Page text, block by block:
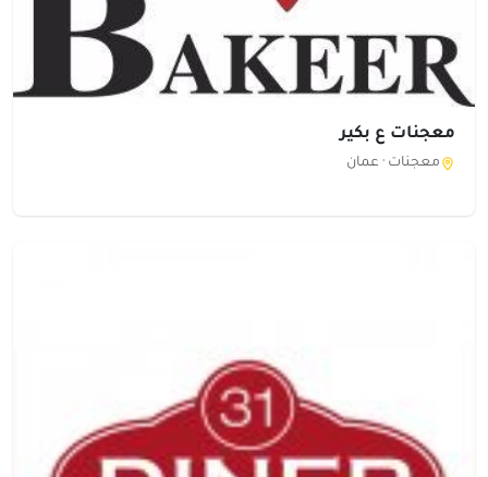
معجنات ع بكير
معجنات · عمان